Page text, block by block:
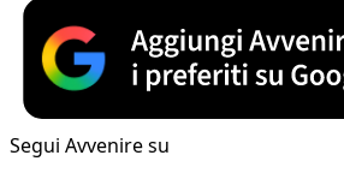
Segui Avvenire su